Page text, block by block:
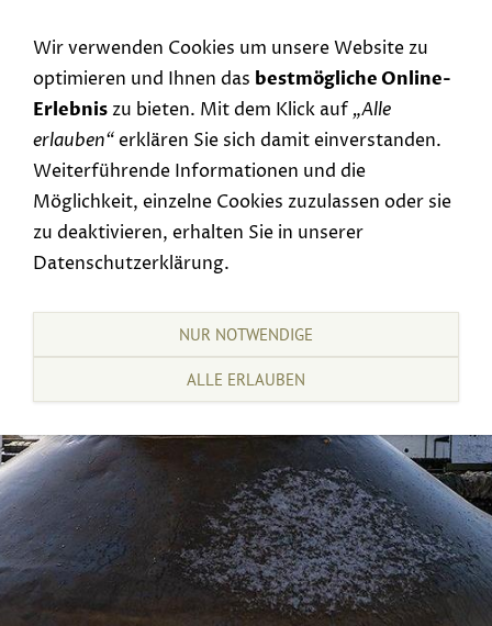
Wir verwenden Cookies um unsere Website zu
optimieren und Ihnen das bestmögliche Online-
Erlebniszu bieten. Mit dem Klick auf „Alle
erlauben“erklären Sie sich damit einverstanden.
Weiterführende Informationen und die
Möglichkeit, einzelne Cookies zuzulassen oder sie
zu deaktivieren, erhalten Sie in unserer
Datenschutzerklärung.
NUR NOTWENDIGE
ALLE ERLAUBEN